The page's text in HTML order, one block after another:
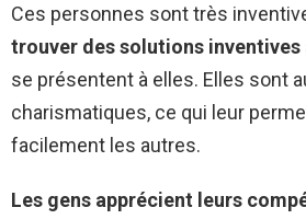
Ces personnes sont très
trouver des solutions inventives
se présentent à elles. Elles sont
charismatiques, ce qui leur
facilement les autres.
Les gens apprécient leurs